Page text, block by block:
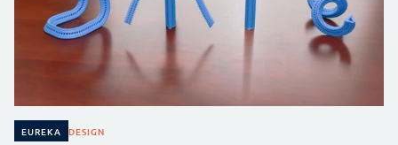
EUREKA DESIGN